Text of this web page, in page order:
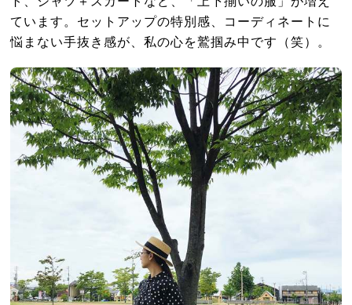
ています。セットアップの特別感、コーディネートに
悩まない手抜き感が、私の心を鷲掴み中です（笑）。